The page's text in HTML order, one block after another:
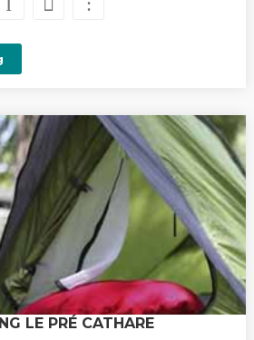
LE PRÉ CATHARE